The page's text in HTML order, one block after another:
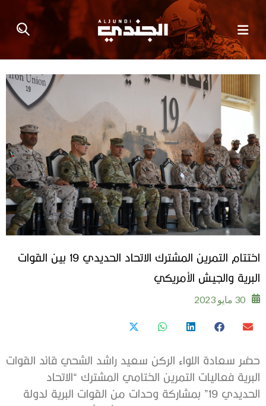
اختتام التمرين المشترك الاتحاد الحديدي 19 بين القوات
البرية والجيش الأمريكي
30 مايو 2023
حضر سعادة اللواء الركن سعيد راشد الشحي قائد القوات
البرية فعاليات التمرين الختامي المشترك “الاتحاد
الحديدي 19” بمشاركة وحدات من القوات البرية لدولة